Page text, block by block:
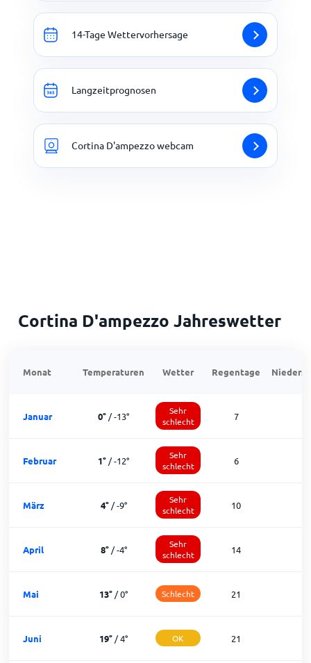
14-Tage Wettervorhersage
Langzeitprognosen
Cortina D'ampezzo webcam
Cortina D'ampezzo Jahreswetter
Monat Temperaturen Wetter Regentage
Januar 0° /-13°
Sehr
schlecht
7
Februar 1° /-12°
Sehr
schlecht
6
März 4°/-9°
Sehr
schlecht
10
April 8°/-4°
Sehr
schlecht
14
Mai 13° /0° Schlecht 21
Juni 19° /4° OK 21